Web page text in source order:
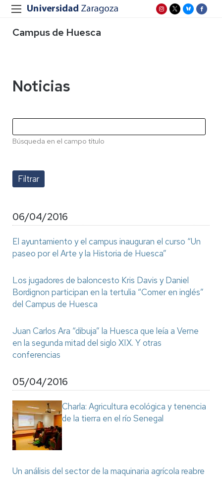
Campus de Huesca
Noticias
Búsqueda en el campo título
06/04/2016
El ayuntamiento y el campus inauguran el curso “Un
paseo por el Arte y la Historia de Huesca”
Los jugadores de baloncesto Kris Davis y Daniel
Bordignon participan en la tertulia “Comer en inglés”
del Campus de Huesca
Juan Carlos Ara “dibuja” la Huesca que leía a Verne
en la segunda mitad del siglo XIX. Y otras
conferencias
05/04/2016
Charla: Agricultura ecológica y tenencia
de la tierra en el río Senegal
Un análisis del sector de la maquinaria agrícola reabre